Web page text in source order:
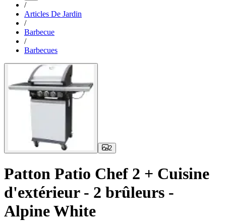
/
Articles De Jardin
/
Barbecue
/
Barbecues
2
Patton Patio Chef 2 + Cuisine
d'extérieur - 2 brûleurs -
Alpine White